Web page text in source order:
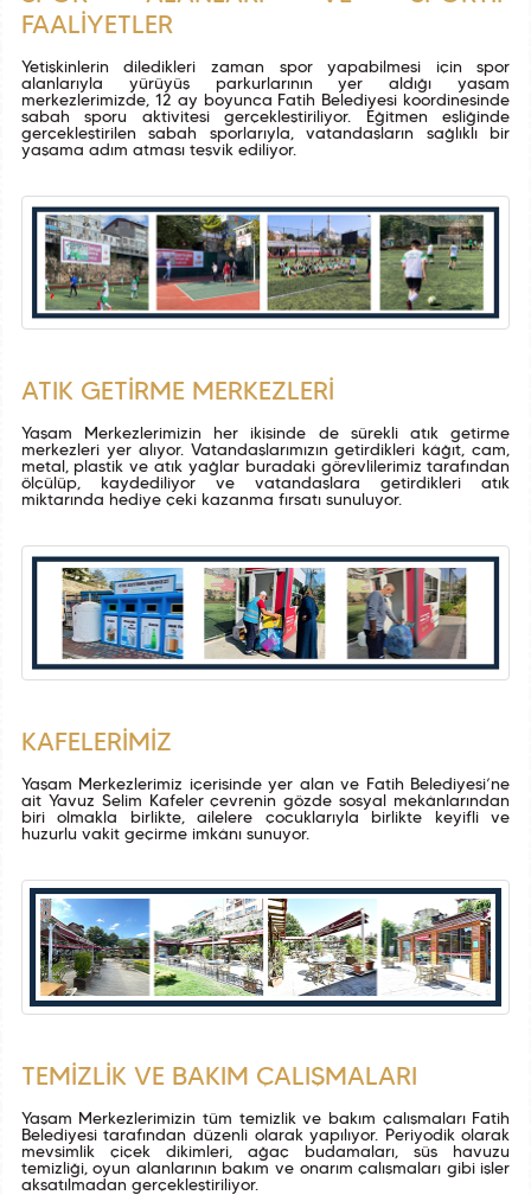
FAALİYETLER
Yetişkinlerin diledikleri zaman spor yapabilmesi için spor
alanlarıyla yürüyüş parkurlarının yer aldığı yaşam
merkezlerimizde, 12 ay boyunca Fatih Belediyesi koordinesinde
sabah sporu aktivitesi gerçekleştiriliyor. Eğitmen eşliğinde
gerçekleştirilen sabah sporlarıyla, vatandaşların sağlıklı bir
yaşama adım atması teşvik ediliyor.
ATIK GETİRME MERKEZLERİ
Yaşam Merkezlerimizin her ikisinde de sürekli atık getirme
merkezleri yer alıyor. Vatandaşlarımızın getirdikleri kâğıt, cam,
metal, plastik ve atık yağlar buradaki görevlilerimiz tarafından
ölçülüp, kaydediliyor ve vatandaşlara getirdikleri atık
miktarında hediye çeki kazanma fırsatı sunuluyor.
KAFELERİMİZ
Yaşam Merkezlerimiz içerisinde yer alan ve Fatih Belediyesi’ne
ait Yavuz Selim Kafeler çevrenin gözde sosyal mekânlarından
biri olmakla birlikte, ailelere çocuklarıyla birlikte keyifli ve
huzurlu vakit geçirme imkânı sunuyor.
TEMİZLİK VE BAKIM ÇALIŞMALARI
Yaşam Merkezlerimizin tüm temizlik ve bakım çalışmaları Fatih
Belediyesi tarafından düzenli olarak yapılıyor. Periyodik olarak
mevsimlik çiçek dikimleri, ağaç budamaları, süs havuzu
temizliği, oyun alanlarının bakım ve onarım çalışmaları gibi işler
aksatılmadan gerçekleştiriliyor.